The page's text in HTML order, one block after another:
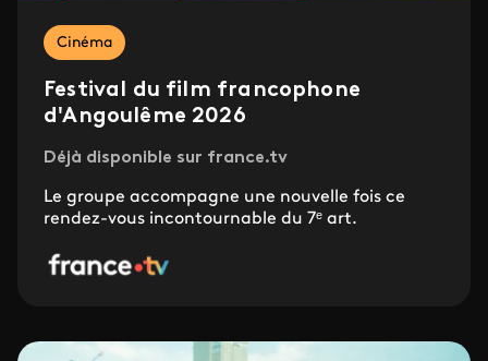
Cinéma
Festival du film francophone
d'Angoulême 2026
Déjà disponible sur france.tv
Le groupe accompagne une nouvelle fois ce
rendez-vous incontournable du 7ᵉ art.